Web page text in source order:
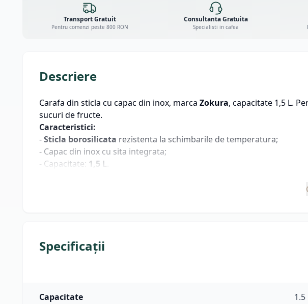
Transport Gratuit
Pentru comenzi peste 800 RON
Consultanta Gratuita
Specialisti in cafea
Descriere
Carafa din sticla cu capac din inox, marca Zokura, capacitate 1,5 L.
sucuri de fructe.
Caracteristici:
-Sticla borosilicata rezistenta la schimbarile de temperatura;
- Capac din inox cu sita integrata;
- Capacitate: 1,5 L
Specificații
Capacitate 1.5